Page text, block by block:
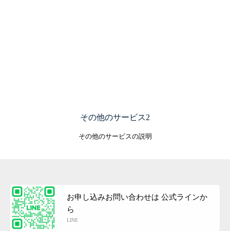
その他のサービス2
その他のサービスの説明
お申し込みお問い合わせは 公式ラインか
ら
LINE
神聖幾何学 (しんせいきかがく) フラーレン制作
高波動ブレス・ クリエイトセッション